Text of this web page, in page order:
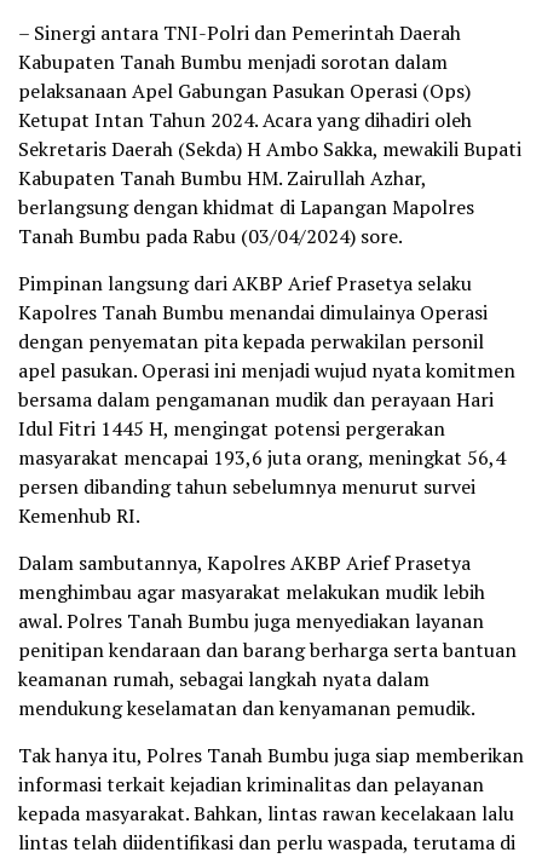
– Sinergi antara TNI-Polri dan Pemerintah Daerah
Kabupaten Tanah Bumbu menjadi sorotan dalam
pelaksanaan Apel Gabungan Pasukan Operasi (Ops)
Ketupat Intan Tahun 2024. Acara yang dihadiri oleh
Sekretaris Daerah (Sekda) H Ambo Sakka, mewakili Bupati
Kabupaten Tanah Bumbu HM. Zairullah Azhar,
berlangsung dengan khidmat di Lapangan Mapolres
Tanah Bumbu pada Rabu (03/04/2024) sore.
Pimpinan langsung dari AKBP Arief Prasetya selaku
Kapolres Tanah Bumbu menandai dimulainya Operasi
dengan penyematan pita kepada perwakilan personil
apel pasukan. Operasi ini menjadi wujud nyata komitmen
bersama dalam pengamanan mudik dan perayaan Hari
Idul Fitri 1445 H, mengingat potensi pergerakan
masyarakat mencapai 193,6 juta orang, meningkat 56,4
persen dibanding tahun sebelumnya menurut survei
Kemenhub RI.
Dalam sambutannya, Kapolres AKBP Arief Prasetya
menghimbau agar masyarakat melakukan mudik lebih
awal. Polres Tanah Bumbu juga menyediakan layanan
penitipan kendaraan dan barang berharga serta bantuan
keamanan rumah, sebagai langkah nyata dalam
mendukung keselamatan dan kenyamanan pemudik.
Tak hanya itu, Polres Tanah Bumbu juga siap memberikan
informasi terkait kejadian kriminalitas dan pelayanan
kepada masyarakat. Bahkan, lintas rawan kecelakaan lalu
lintas telah diidentifikasi dan perlu waspada, terutama di